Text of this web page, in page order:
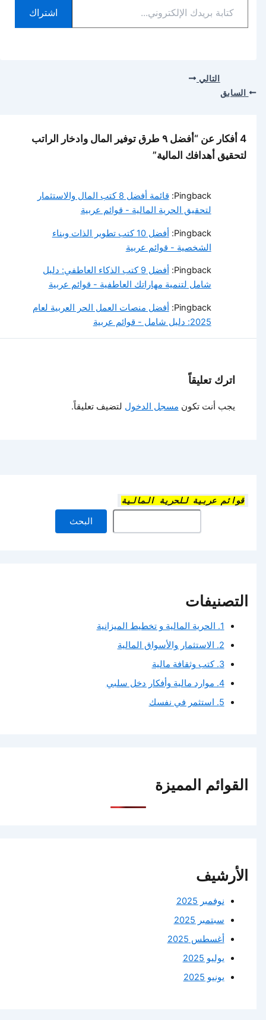
قوائم عربية للحرية المالية
البحث
التصنيفات
2. الاستثمار والأسواق المالية
3. كتب وثقافة مالية
4. موارد مالية وأفكار دخل سلبي
5. استثمر في نفسك
القوائم المميزة
الأرشيف
نوفمبر 2025
سبتمبر 2025
أغسطس 2025
يوليو 2025
يونيو 2025
بريدك
الإلكتروني...
اشتراك
السابق
التالي
4 أفكار عن “أفضل ٩ طرق توفير المال وادخار الراتب
لتحقيق أهدافك المالية”
Pingback:
قائمة أفضل 8 كتب المال والاستثمار
لتحقيق الحرية المالية - قوائم عربية
Pingback:
أفضل 10 كتب تطوير الذات وبناء
الشخصية - قوائم عربية
Pingback:
أفضل 9 كتب الذكاء العاطفي: دليل
شامل لتنمية مهاراتك العاطفية - قوائم عربية
Pingback: أفضل منصات العمل الحر العربية لعام
2025: دليل شامل - قوائم عربية
اترك تعليقاً
يجب أنت تكونمسجل الدخول لتضيف تعليقاً.